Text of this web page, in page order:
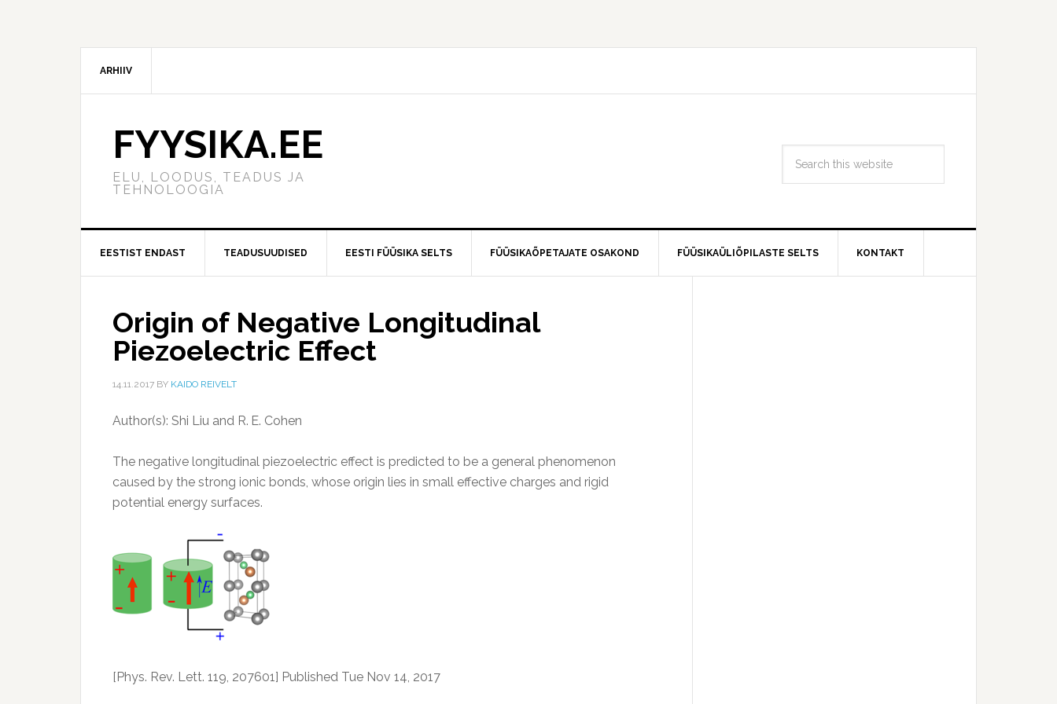
ARHIIV
FYYSIKA.EE
ELU, LOODUS, TEADUS JA
TEHNOLOOGIA
EESTIST ENDAST TEADUSUUDISED EESTI FÜÜSIKA SELTS FÜÜSIKAÕPETAJATE OSAKOND FÜÜSIKAÜLIÕPILASTE SELTS KONTAKT
Origin of Negative Longitudinal
Piezoelectric Effect
14.11.2017 BY KAIDO REIVELT
Author(s): Shi Liu and R. E. Cohen
The negative longitudinal piezoelectric effect is predicted to be a general phenomenon
caused by the strong ionic bonds, whose origin lies in small effective charges and rigid
potential energy surfaces.
[Phys. Rev. Lett. 119, 207601] Published Tue Nov 14, 2017